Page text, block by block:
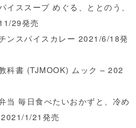
イススープ めぐる、ととのう、
29発売
ンスパイスカレー 2021/6/18発
科書 (TJMOOK) ムック – 202
当 毎日食べたいおかずと、冷め
1/21発売